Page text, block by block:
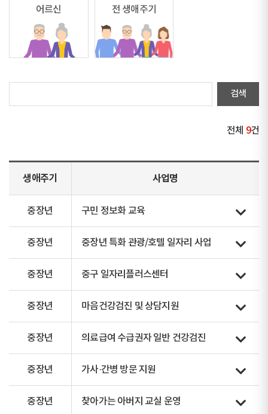
어르신 전 생애주기
전체 9건
생애주기 사업명
중장년 구민 정보화 교육
중장년 중장년 특화 관광/호텔 일자리 사업
중장년 중구 일자리플러스센터
중장년 마음건강검진 및 상담지원
중장년 의료급여 수급권자 일반 건강검진
중장년 가사·간병 방문 지원
중장년 찾아가는 아버지 교실 운영